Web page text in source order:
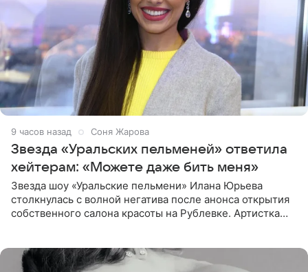
9 часов назад Соня Жарова
Звезда «Уральских пельменей» ответила
хейтерам: «Можете даже бить меня»
Звезда шоу «Уральские пельмени» Илана Юрьева
столкнулась с волной негатива после анонса открытия
собственного салона красоты на Рублевке. Артистка